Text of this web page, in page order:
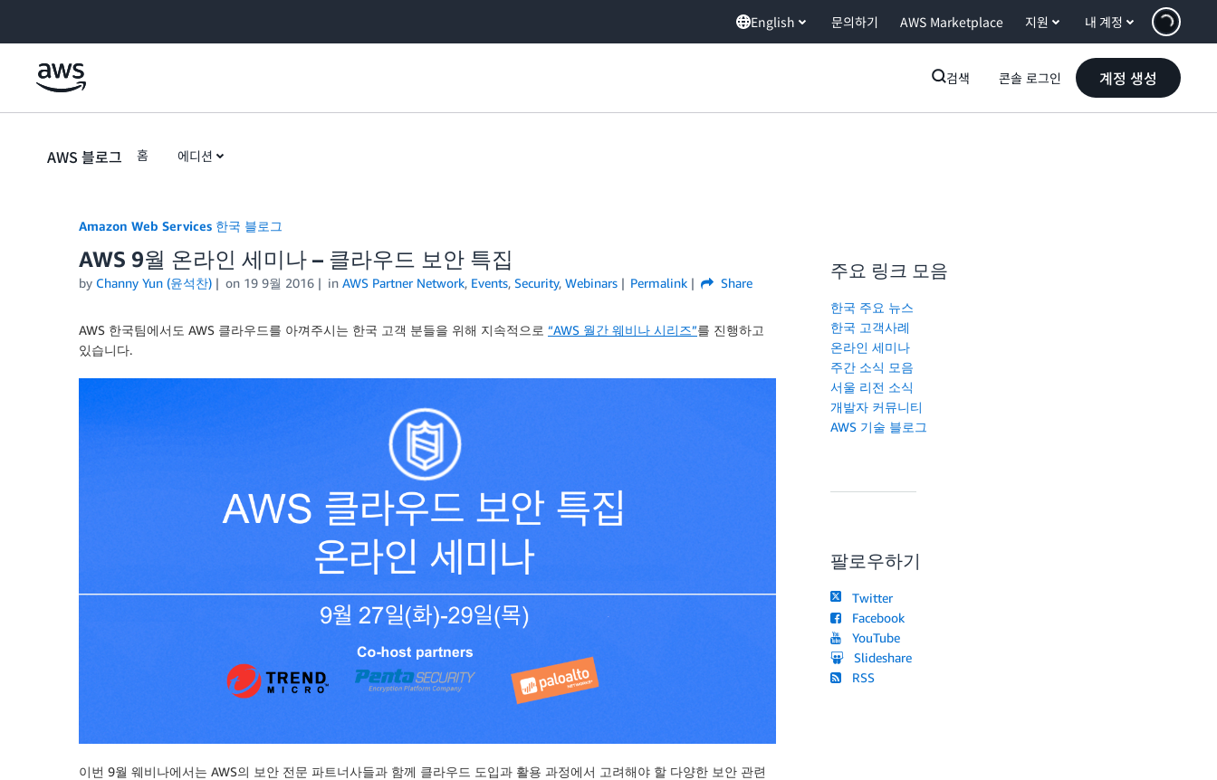
English 문의하기 AWS Marketplace 지원 내 계정
검색 콘솔 로그인 계정 생성
AWS 블로그 홈 에디션
Amazon Web Services 한국 블로그
AWS 9월 온라인 세미나 – 클라우드 보안 특집
by Channy Yun (윤석찬) on 19 9월 2016 in AWS Partner Network, Events, Security, Webinars Permalink Share
AWS 한국팀에서도 AWS 클라우드를 아껴주시는 한국 고객 분들을 위해 지속적으로 “AWS 월간 웨비나 시리즈”를 진행하고
있습니다.
이번 9월 웨비나에서는 AWS의 보안 전문 파트너사들과 함께 클라우드 도입과 활용 과정에서 고려해야 할 다양한 보안 관련
주요 링크 모음
한국 주요 뉴스
한국 고객사례
온라인 세미나
주간 소식 모음
서울 리전 소식
개발자 커뮤니티
AWS 기술 블로그
팔로우하기
Twitter
Facebook
YouTube
Slideshare
RSS